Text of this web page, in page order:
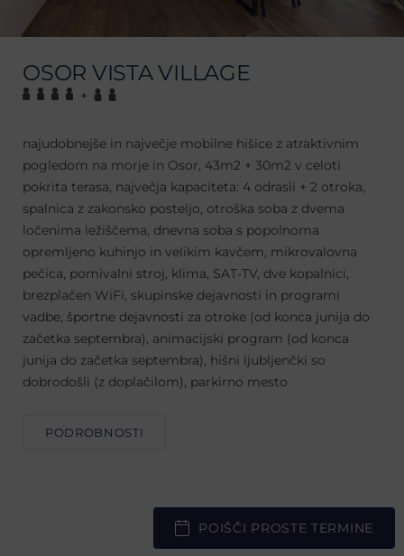
OSOR VISTA VILLAGE
+
najudobnejše in največje mobilne hišice z atraktivnim
pogledom na morje in Osor, 43m2 + 30m2 v celoti
pokrita terasa, največja kapaciteta: 4 odrasli + 2 otroka,
spalnica z zakonsko posteljo, otroška soba z dvema
ločenima ležiščema, dnevna soba s popolnoma
opremljeno kuhinjo in velikim kavčem, mikrovalovna
pečica, pomivalni stroj, klima, SAT-TV, dve kopalnici,
brezplačen WiFi, skupinske dejavnosti in programi
vadbe, športne dejavnosti za otroke (od konca junija do
začetka septembra), animacijski program (od konca
junija do začetka septembra), hišni ljubljenčki so
dobrodošli (z doplačilom), parkirno mesto ​
PODROBNOSTI
POIŠČI PROSTE TERMINE